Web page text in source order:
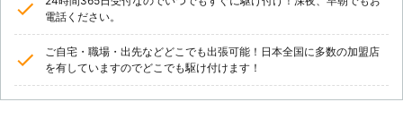
電話ください。
ご自宅・職場・出先などどこでも出張可能！日本全国に多数の加盟店
を有していますのでどこでも駆け付けます！